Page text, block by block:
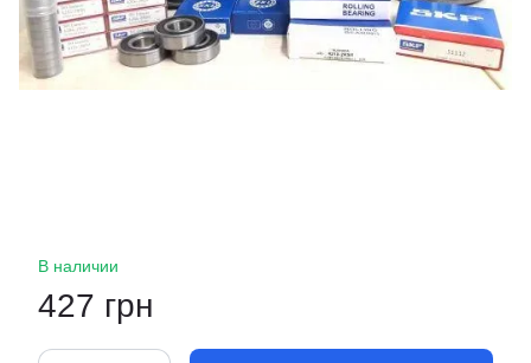
В наличии
427 грн